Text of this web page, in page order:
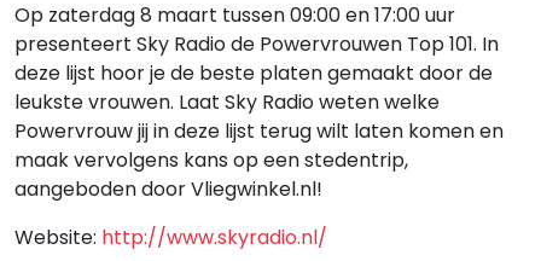
Op zaterdag 8 maart tussen 09:00 en 17:00 uur
presenteert Sky Radio de Powervrouwen Top 101. In
deze lijst hoor je de beste platen gemaakt door de
leukste vrouwen. Laat Sky Radio weten welke
Powervrouw jij in deze lijst terug wilt laten komen en
maak vervolgens kans op een stedentrip,
aangeboden door Vliegwinkel.nl!
Website: http://www.skyradio.nl/